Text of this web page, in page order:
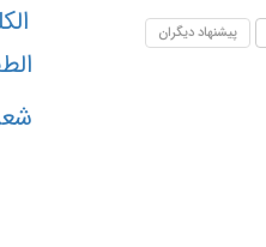
پیشنهاد دیگران